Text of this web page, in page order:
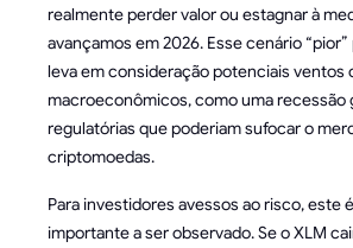
realmente perder valor ou estagnar à
avançamos em 2026. Esse cenário
leva em consideração potenciais ventos
macroeconômicos, como uma recessão
regulatórias que poderiam sufocar o
criptomoedas.
Para investidores avessos ao risco, este
importante a ser observado. Se o XLM